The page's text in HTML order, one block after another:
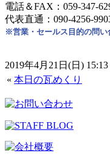
電話＆FAX：059-347-
代表直通：090-4256-
※営業・セールス目的の問い
2019年4月21日(日)
« 本日の瓦めくり